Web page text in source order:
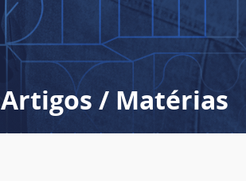
Artigos / Matérias